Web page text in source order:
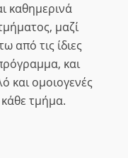
καθημερινά
μαζί
από τις ίδιες
και
και ομοιογενές
τμήμα.